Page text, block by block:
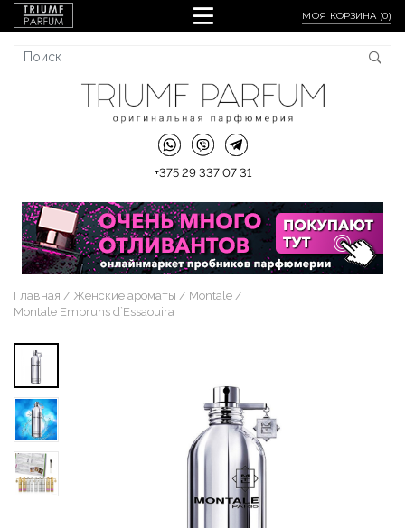
МОЯ КОРЗИНА (0)
+375 29 337 07 31
Главная Женские ароматы
Montale
Montale Embruns d`Essaouira